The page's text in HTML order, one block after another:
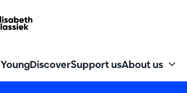
YoungDiscoverSupport usAbout us